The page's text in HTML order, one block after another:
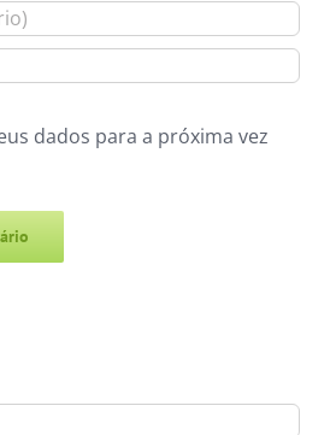
dados para a próxima vez